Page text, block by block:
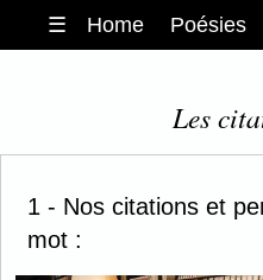
☰ Home Poésies
Les
1 - Nos citations et
mot :